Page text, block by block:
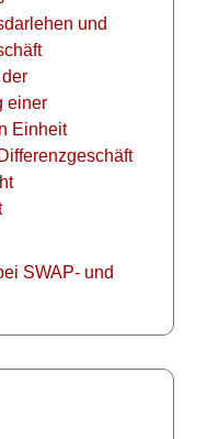
und
einer
Einheit
SWAP- und